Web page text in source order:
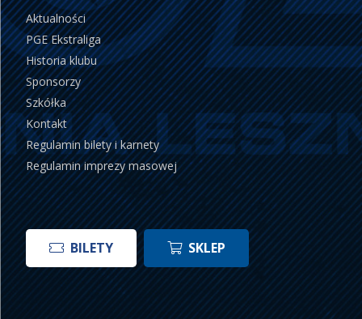
Aktualności
PGE Ekstraliga
Historia klubu
Sponsorzy
Szkółka
Kontakt
Regulamin bilety i karnety
Regulamin imprezy masowej
BILETY SKLEP